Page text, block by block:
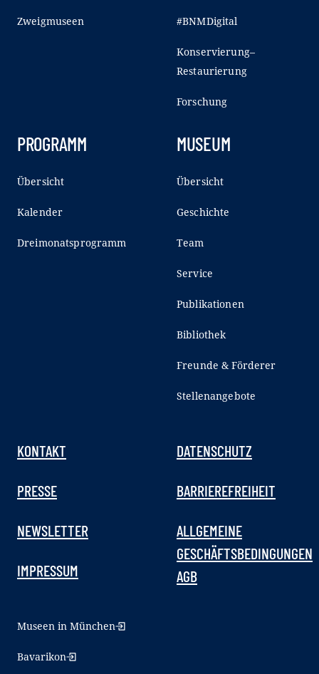
Zweigmuseen #BNMDigital
Konservierung–
Restaurierung
Forschung
PROGRAMM
Übersicht
Kalender
Dreimonatsprogramm
MUSEUM
Übersicht
Geschichte
Team
Service
Publikationen
Bibliothek
Freunde & Förderer
Stellenangebote
KONTAKT
PRESSE
NEWSLETTER
IMPRESSUM
DATENSCHUTZ
BARRIEREFREIHEIT
ALLGEMEINE
GESCHÄFTSBEDINGUNGEN
AGB
Museen in München
Bavarikon